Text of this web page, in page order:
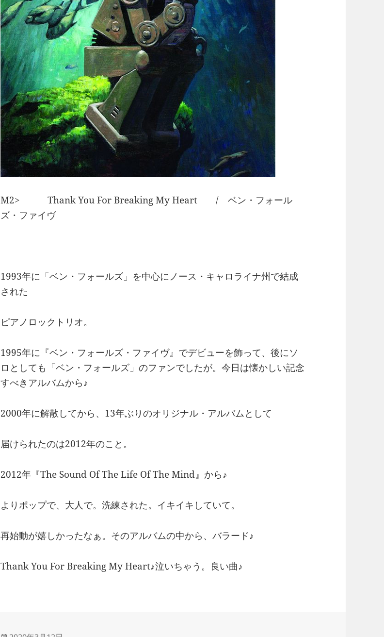
M2> Thank You For Breaking My Heart / ベン・フォール
ズ・ファイヴ
1993年に「ベン・フォールズ」を中心にノース・キャロライナ州で結成
された
ピアノロックトリオ。
1995年に『ベン・フォールズ・ファイヴ』でデビューを飾って、後にソ
ロとしても「ベン・フォールズ」のファンでしたが。今日は懐かしい記念
すべきアルバムから♪
2000年に解散してから、13年ぶりのオリジナル・アルバムとして
届けられたのは2012年のこと。
2012年『The Sound Of The Life Of The Mind』から♪
よりポップで、大人で。洗練された。イキイキしていて。
再始動が嬉しかったなぁ。そのアルバムの中から、バラード♪
Thank You For Breaking My Heart♪泣いちゃう。良い曲♪